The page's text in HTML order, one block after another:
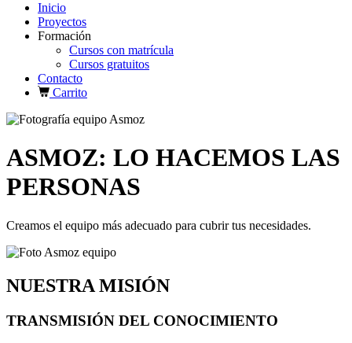
Inicio
Proyectos
Formación
Cursos con matrícula
Cursos gratuitos
Contacto
Carrito
ASMOZ: LO HACEMOS LAS
PERSONAS
Creamos el equipo más adecuado para cubrir tus necesidades.
NUESTRA MISIÓN
TRANSMISIÓN DEL CONOCIMIENTO